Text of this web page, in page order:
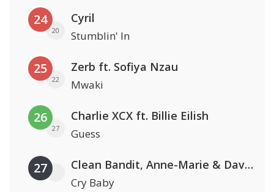
24
20
Cyril
Stumblin' In
25
22
Zerb ft. Sofiya Nzau
Mwaki
26
27
Charlie XCX ft. Billie Eilish
Guess
27 Clean Bandit, Anne-Marie & David Guetta
Cry Baby